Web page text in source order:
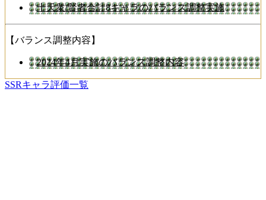
十天衆/賢者合計8キャラのバランス調整実施
【バランス調整内容】
2024年4月実施のバランス調整内容
SSRキャラ評価一覧